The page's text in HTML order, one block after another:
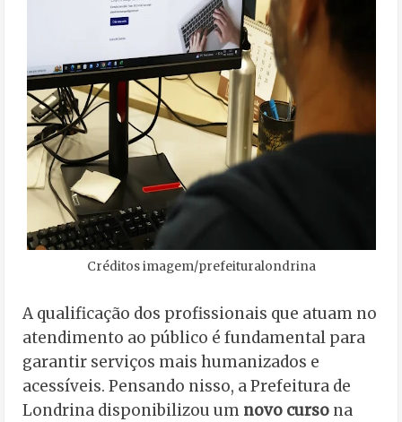
Créditos imagem/prefeituralondrina
A qualificação dos profissionais que atuam no
atendimento ao público é fundamental para
garantir serviços mais humanizados e
acessíveis. Pensando nisso, a Prefeitura de
Londrina disponibilizou um novo curso na